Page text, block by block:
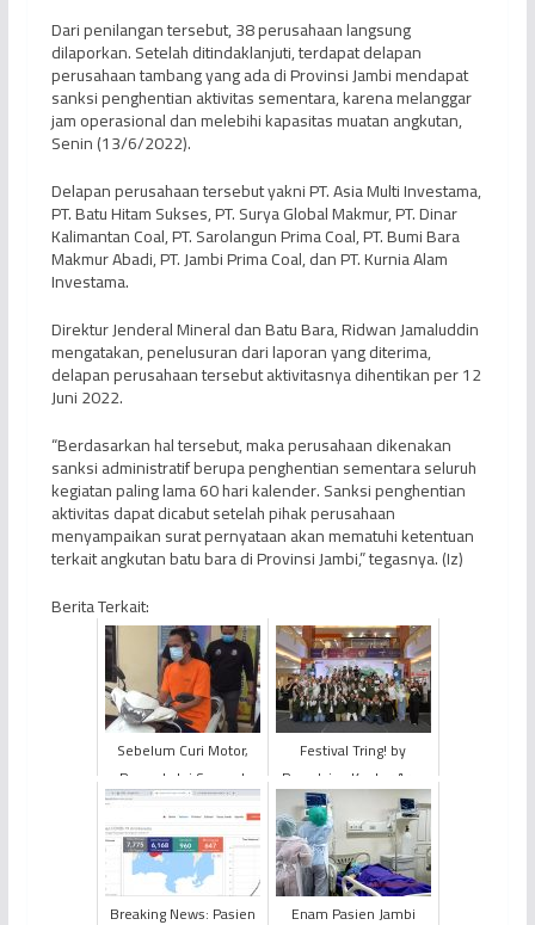
Dari penilangan tersebut, 38 perusahaan langsung
dilaporkan. Setelah ditindaklanjuti, terdapat delapan
perusahaan tambang yang ada di Provinsi Jambi mendapat
sanksi penghentian aktivitas sementara, karena melanggar
jam operasional dan melebihi kapasitas muatan angkutan,
Senin (13/6/2022).
Delapan perusahaan tersebut yakni PT. Asia Multi Investama,
PT. Batu Hitam Sukses, PT. Surya Global Makmur, PT. Dinar
Kalimantan Coal, PT. Sarolangun Prima Coal, PT. Bumi Bara
Makmur Abadi, PT. Jambi Prima Coal, dan PT. Kurnia Alam
Investama.
Direktur Jenderal Mineral dan Batu Bara, Ridwan Jamaluddin
mengatakan, penelusuran dari laporan yang diterima,
delapan perusahaan tersebut aktivitasnya dihentikan per 12
Juni 2022.
“Berdasarkan hal tersebut, maka perusahaan dikenakan
sanksi administratif berupa penghentian sementara seluruh
kegiatan paling lama 60 hari kalender. Sanksi penghentian
aktivitas dapat dicabut setelah pihak perusahaan
menyampaikan surat pernyataan akan mematuhi ketentuan
terkait angkutan batu bara di Provinsi Jambi,” tegasnya. (Iz)
Berita Terkait:
Sebelum Curi Motor,
Pemuda Ini Sempat
Makan Buah Kelapa
Festival Tring! by
Pegadaian Kantor Area
Jambi Berlangsung
Meriah dan Bertabur
Hadiah
Breaking News: Pasien
Enam Pasien Jambi